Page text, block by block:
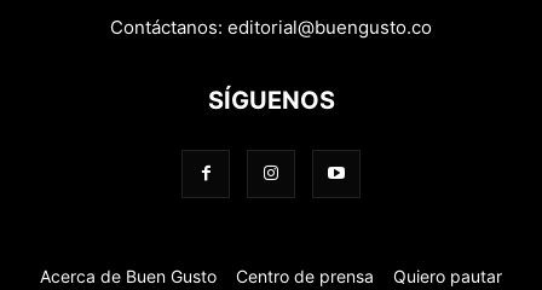
Contáctanos: editorial@buengusto.co
SÍGUENOS
Acerca de Buen Gusto Centro de prensa Quiero pautar